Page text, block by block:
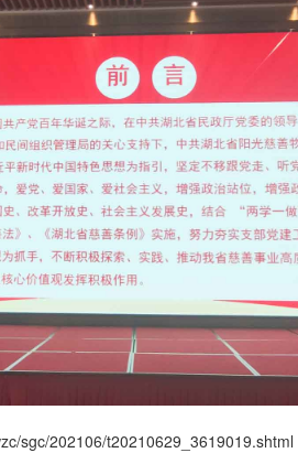
sgc/202106/t20210629_3619019.shtml